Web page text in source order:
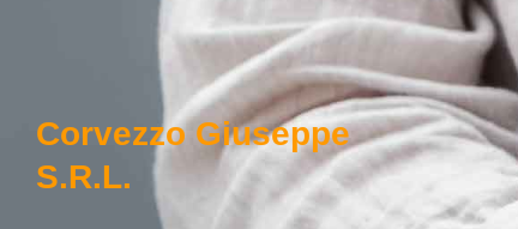
Corvezzo Giuseppe
S.r.l.